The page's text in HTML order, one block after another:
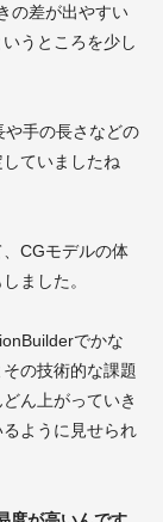
の差が出やすい
うところを少し
や手の長さなどの
ていましたね
CGモデルの体
ました。
でかな
の技術的な課題
ん上がっていき
ように見せられ